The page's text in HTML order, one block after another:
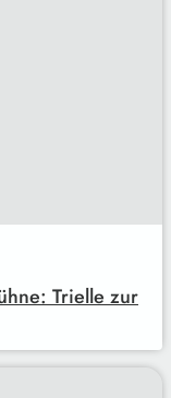
Trielle zur